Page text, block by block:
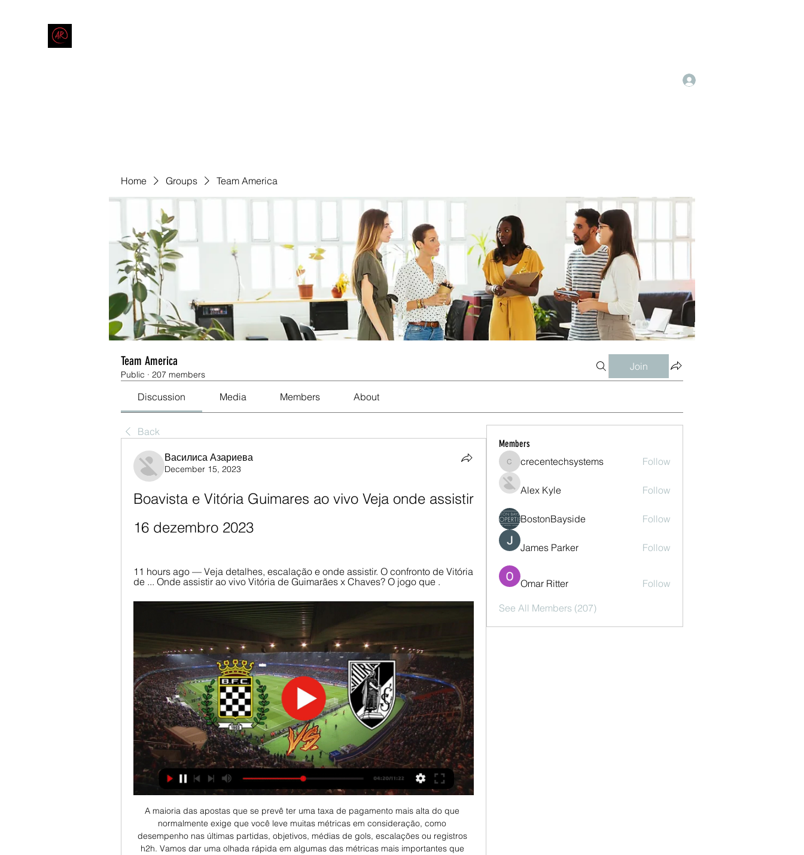
Home Groups Team America
Team America
Public · 207 members
Join
Discussion Media Members About
Back
Василиса Азариева
December 15, 2023
Boavista e Vitória Guimares ao vivo Veja onde assistir
16 dezembro 2023
11 hours ago — Veja detalhes, escalação e onde assistir. O confronto de Vitória
de ... Onde assistir ao vivo Vitória de Guimarães x Chaves? O jogo que .
A maioria das apostas que se prevê ter uma taxa de pagamento mais alta do que
normalmente exige que você leve muitas métricas em consideração, como
desempenho nas últimas partidas, objetivos, médias de gols, escalações ou registros
h2h. Vamos dar uma olhada rápida em algumas das métricas mais importantes que
Members
crecentechsystems
crecentechsystems Follow
Alex Kyle Follow
BostonBayside Follow
James Parker Follow
Omar Ritter Follow
See All Members (207)